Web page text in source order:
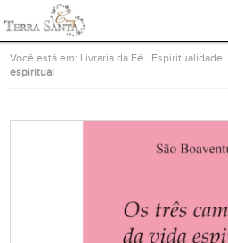
Ir para a página inicial
Você está em: Livraria da Fé Espiritualidade
espiritual